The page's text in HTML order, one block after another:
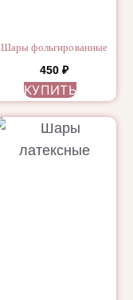
Шары фольгированные
450₽
КУПИТЬ